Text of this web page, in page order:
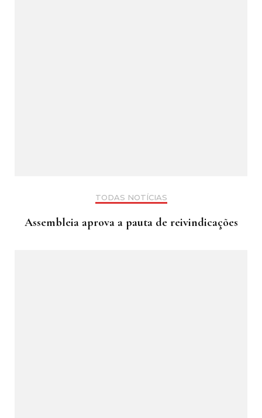
TODAS NOTÍCIAS
Assembleia aprova a pauta de reivindicações